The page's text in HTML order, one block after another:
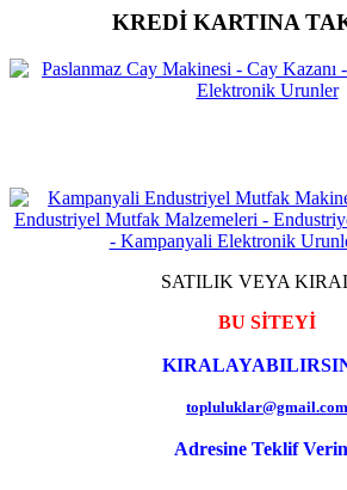
KREDİ KARTINA
SATILIK VEYA
BU SİTEYİ
topluluklar@gmail.com
Adresine Teklif